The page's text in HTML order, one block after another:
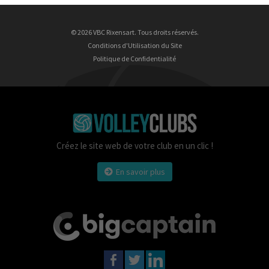
© 2026 VBC Rixensart. Tous droits réservés.
Conditions d'Utilisation du Site
Politique de Confidentialité
Créez le site web de votre club en un clic !
En savoir plus